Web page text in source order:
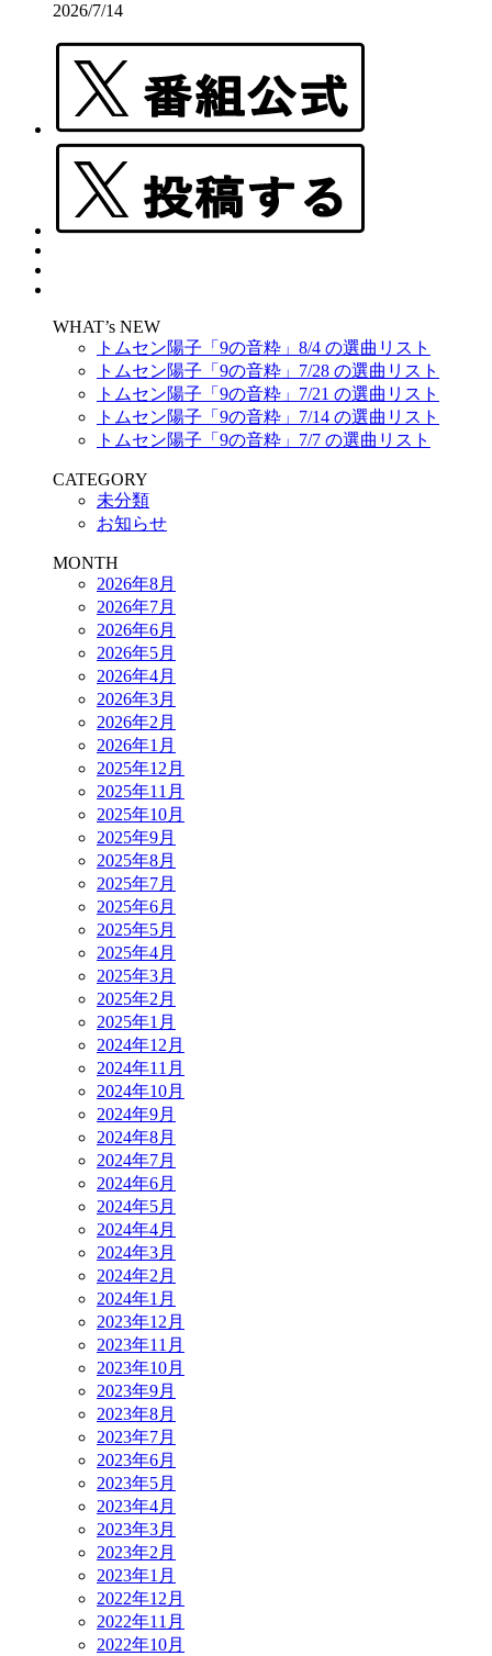
2026/7/14
WHAT’s NEW
トムセン陽子「9の音粋」8/4 の選曲リスト
トムセン陽子「9の音粋」7/28 の選曲リスト
トムセン陽子「9の音粋」7/21 の選曲リスト
トムセン陽子「9の音粋」7/14 の選曲リスト
トムセン陽子「9の音粋」7/7 の選曲リスト
CATEGORY
未分類
お知らせ
MONTH
2026年8月
2026年7月
2026年6月
2026年5月
2026年4月
2026年3月
2026年2月
2026年1月
2025年12月
2025年11月
2025年10月
2025年9月
2025年8月
2025年7月
2025年6月
2025年5月
2025年4月
2025年3月
2025年2月
2025年1月
2024年12月
2024年11月
2024年10月
2024年9月
2024年8月
2024年7月
2024年6月
2024年5月
2024年4月
2024年3月
2024年2月
2024年1月
2023年12月
2023年11月
2023年10月
2023年9月
2023年8月
2023年7月
2023年6月
2023年5月
2023年4月
2023年3月
2023年2月
2023年1月
2022年12月
2022年11月
2022年10月